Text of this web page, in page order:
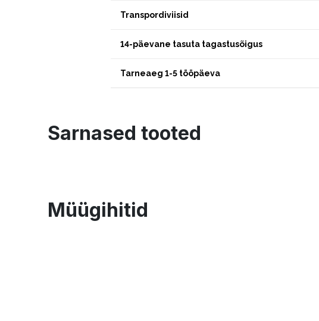
Transpordiviisid
14-päevane tasuta tagastusõigus
Tarneaeg 1-5 tööpäeva
Sarnased tooted
Müügihitid